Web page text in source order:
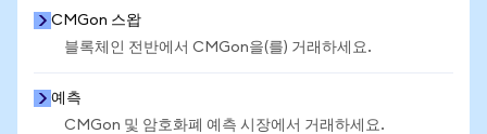
CMGon 스왑
블록체인 전반에서 CMGon을(를) 거래하세요.
예측
CMGon 및 암호화폐 예측 시장에서 거래하세요.